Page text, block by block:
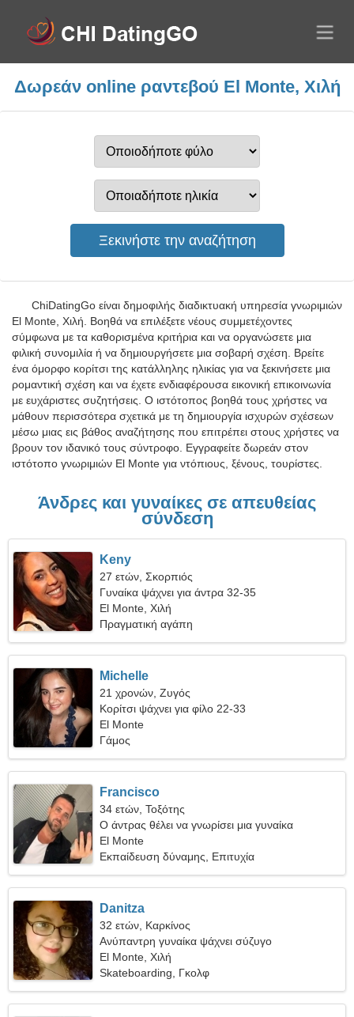
Δωρεάν online ραντεβού El Monte, Χιλή
ChiDatingGo είναι δημοφιλής διαδικτυακή υπηρεσία γνωριμιών
El Monte, Χιλή. Βοηθά να επιλέξετε νέους συμμετέχοντες
σύμφωνα με τα καθορισμένα κριτήρια και να οργανώσετε μια
φιλική συνομιλία ή να δημιουργήσετε μια σοβαρή σχέση. Βρείτε
ένα όμορφο κορίτσι της κατάλληλης ηλικίας για να ξεκινήσετε μια
ρομαντική σχέση και να έχετε ενδιαφέρουσα εικονική επικοινωνία
με ευχάριστες συζητήσεις. Ο ιστότοπος βοηθά τους χρήστες να
μάθουν περισσότερα σχετικά με τη δημιουργία ισχυρών σχέσεων
μέσω μιας εις βάθος αναζήτησης που επιτρέπει στους χρήστες να
βρουν τον ιδανικό τους σύντροφο. Εγγραφείτε δωρεάν στον
ιστότοπο γνωριμιών El Monte για ντόπιους, ξένους, τουρίστες.
Άνδρες και γυναίκες σε απευθείας
σύνδεση
Keny
27 ετών, Σκορπιός
Γυναίκα ψάχνει για άντρα 32-35
El Monte, Χιλή
Πραγματική αγάπη
Michelle
21 χρονών, Ζυγός
Κορίτσι ψάχνει για φίλο 22-33
El Monte
Γάμος
Francisco
34 ετών, Τοξότης
Ο άντρας θέλει να γνωρίσει μια γυναίκα
El Monte
Εκπαίδευση δύναμης, Επιτυχία
Danitza
32 ετών, Καρκίνος
Ανύπαντρη γυναίκα ψάχνει σύζυγο
El Monte, Χιλή
Skateboarding, Γκολφ